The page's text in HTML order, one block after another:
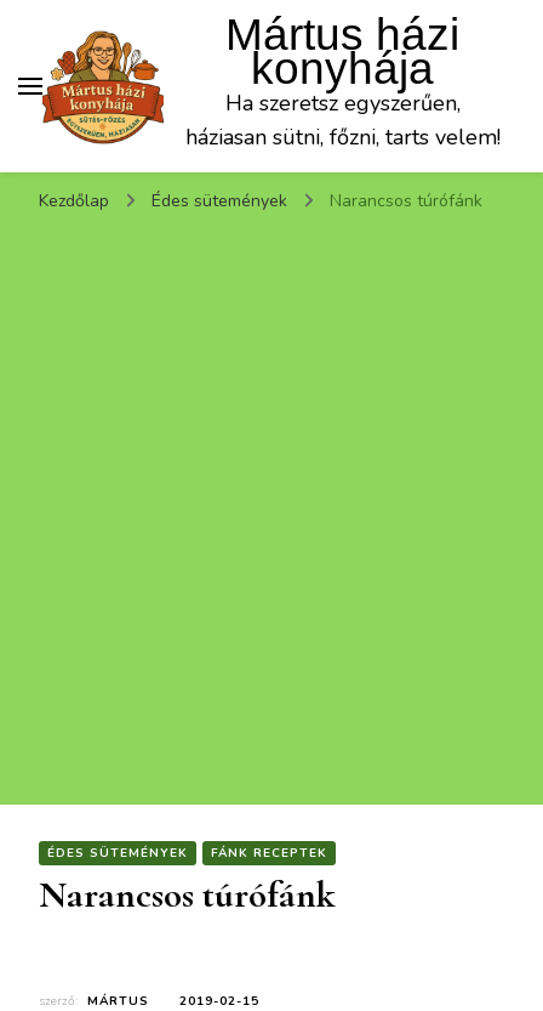
Mártus házi
konyhája
Ha szeretsz egyszerűen,
háziasan sütni, főzni, tarts velem!
Kezdőlap Édes sütemények Narancsos túrófánk
ÉDES SÜTEMÉNYEK FÁNK RECEPTEK
Narancsos túrófánk
szerző: MÁRTUS
2019-02-15